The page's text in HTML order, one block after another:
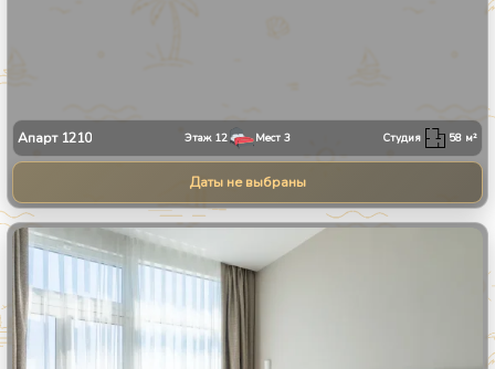
Апарт 1210 Этаж 12 Мест 3 Студия 58 м²
Даты не выбраны